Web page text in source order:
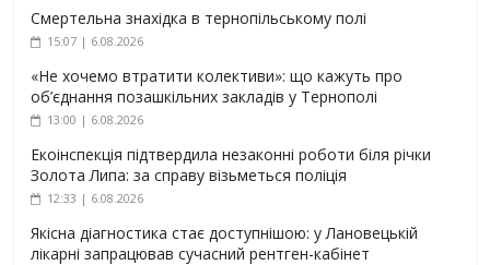
Смертельна знахідка в тернопільському полі
15:07 | 6.08.2026
«Не хочемо втратити колективи»: що кажуть про
об’єднання позашкільних закладів у Тернополі
13:00 | 6.08.2026
Екоінспекція підтвердила незаконні роботи біля річки
Золота Липа: за справу візьметься поліція
12:33 | 6.08.2026
Якісна діагностика стає доступнішою: у Лановецькій
лікарні запрацював сучасний рентген-кабінет